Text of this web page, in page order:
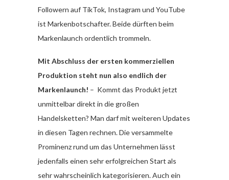
Followern auf TikTok, Instagram und YouTube
ist Markenbotschafter. Beide dürften beim
Markenlaunch ordentlich trommeln.
Mit Abschluss der ersten kommerziellen
Produktion steht nun also endlich der
Markenlaunch! – Kommt das Produkt jetzt
unmittelbar direkt in die großen
Handelsketten? Man darf mit weiteren Updates
in diesen Tagen rechnen. Die versammelte
Prominenz rund um das Unternehmen lässt
jedenfalls einen sehr erfolgreichen Start als
sehr wahrscheinlich kategorisieren. Auch ein